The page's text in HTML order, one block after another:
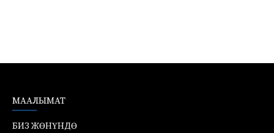
МААЛЫМАТ
БИЗ ЖӨНҮНДӨ